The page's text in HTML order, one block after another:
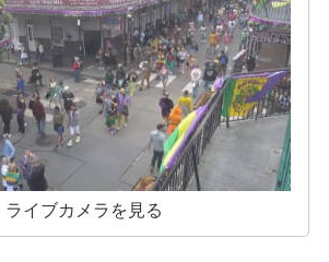
ライブカメラを見る